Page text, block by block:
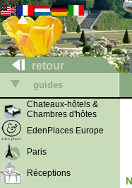
retour
guides
Chateaux-hôtels &
Chambres d'hôtes
EdenPlaces Europe
Paris
Réceptions